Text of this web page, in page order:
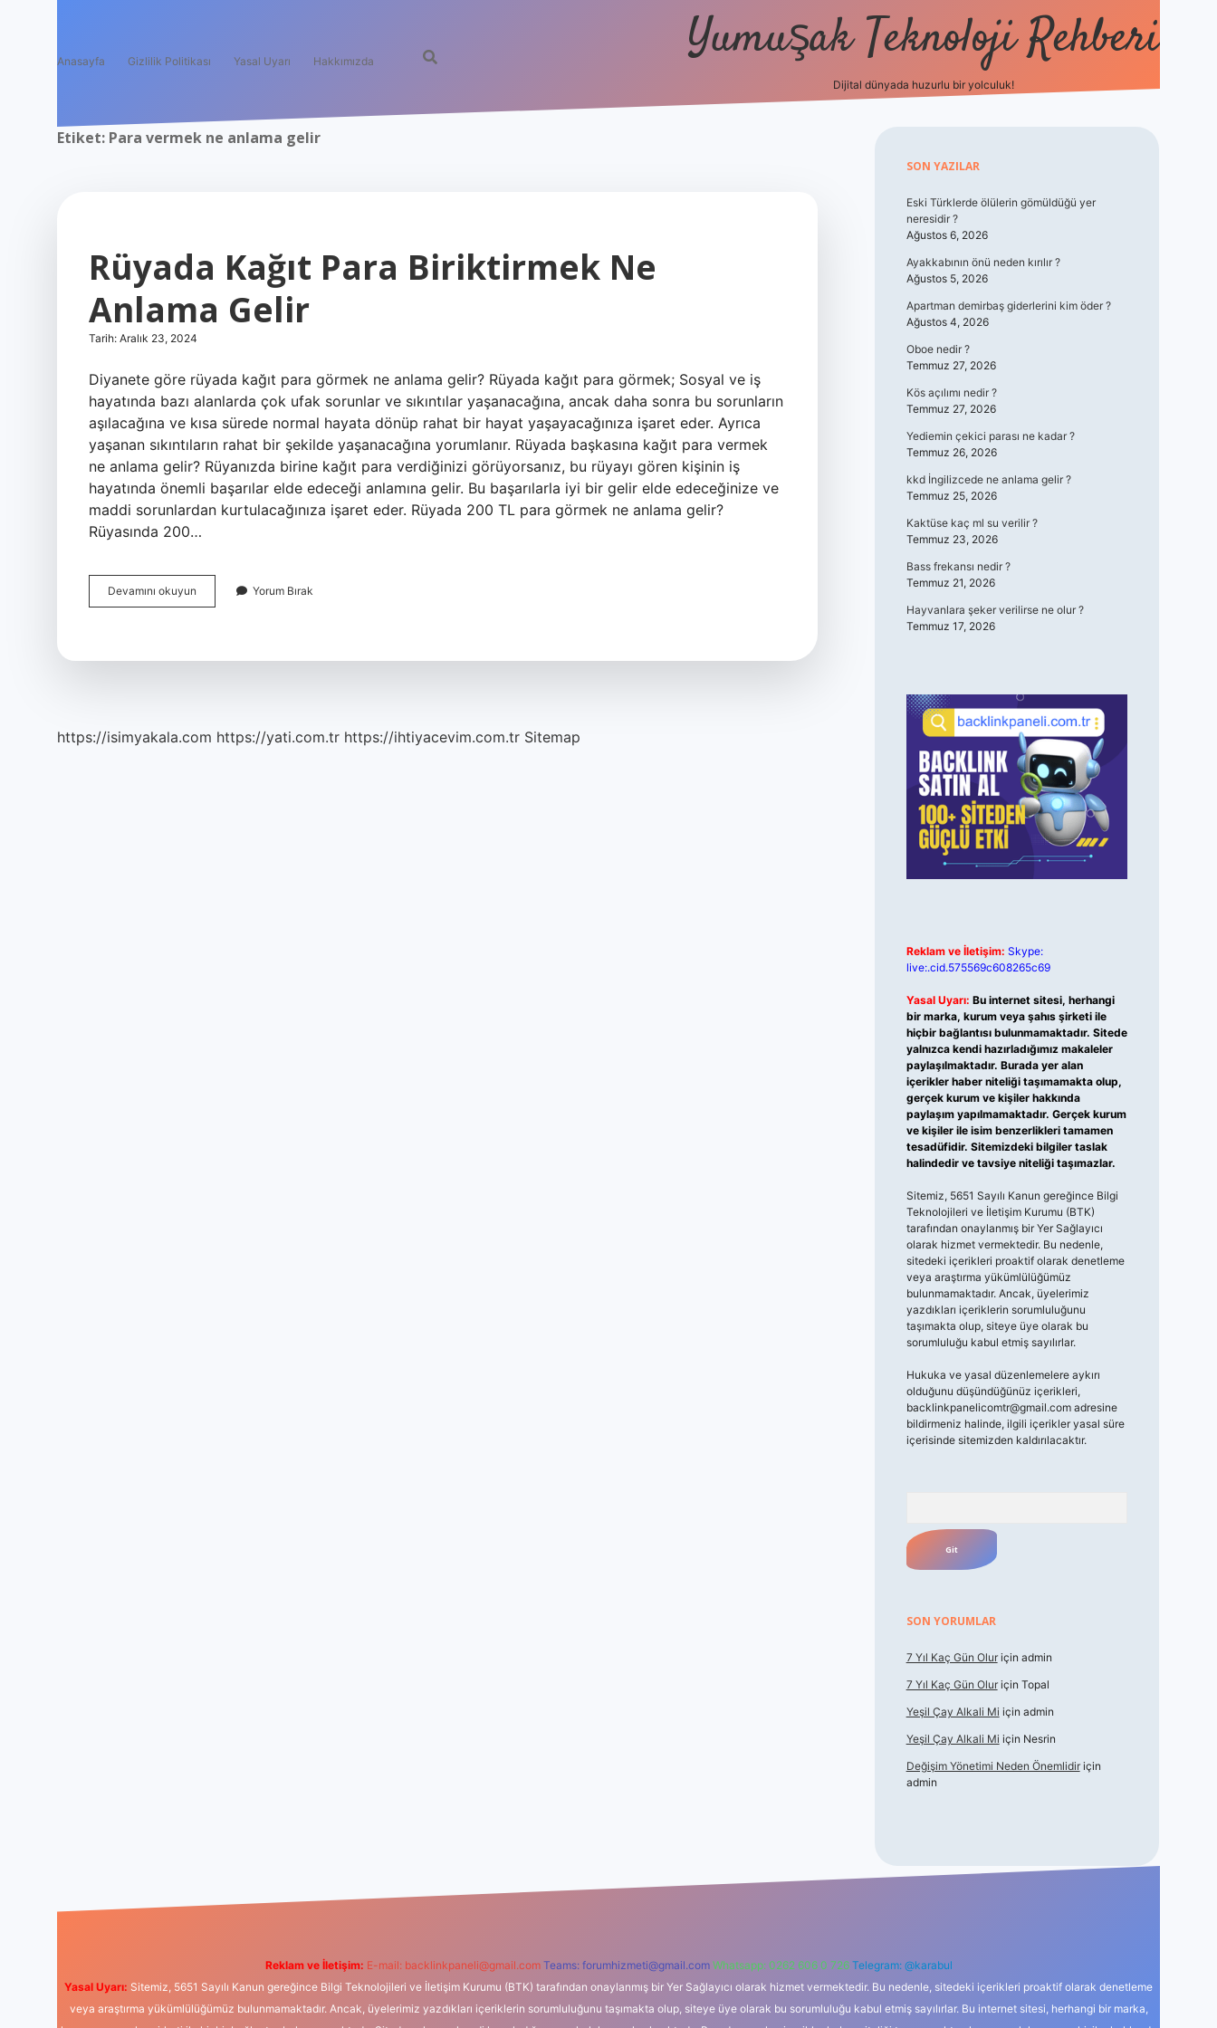
Anasayfa Gizlilik Politikası Yasal Uyarı Hakkımızda Yumuşak Teknoloji Rehberi
Dijital dünyada huzurlu bir yolculuk!
Etiket: Para vermek ne anlama gelir
Rüyada Kağıt Para Biriktirmek Ne
Anlama Gelir
Tarih: Aralık 23, 2024
Diyanete göre rüyada kağıt para görmek ne anlama gelir? Rüyada kağıt para görmek; Sosyal ve iş
hayatında bazı alanlarda çok ufak sorunlar ve sıkıntılar yaşanacağına, ancak daha sonra bu sorunların
aşılacağına ve kısa sürede normal hayata dönüp rahat bir hayat yaşayacağınıza işaret eder. Ayrıca
yaşanan sıkıntıların rahat bir şekilde yaşanacağına yorumlanır. Rüyada başkasına kağıt para vermek
ne anlama gelir? Rüyanızda birine kağıt para verdiğinizi görüyorsanız, bu rüyayı gören kişinin iş
hayatında önemli başarılar elde edeceği anlamına gelir. Bu başarılarla iyi bir gelir elde edeceğinize ve
maddi sorunlardan kurtulacağınıza işaret eder. Rüyada 200 TL para görmek ne anlama gelir?
Rüyasında 200…
Devamını okuyun
Kağıt
Yorum Bırak
https://isimyakala.com https://yati.com.tr https://ihtiyacevim.com.tr Sitemap
Sidebar
SON YAZILAR
Eski Türklerde ölülerin gömüldüğü yer
neresidir ?
Ağustos 6, 2026
Ayakkabının önü neden kırılır ?
Ağustos 5, 2026
Apartman demirbaş giderlerini kim öder ?
Ağustos 4, 2026
Oboe nedir ?
Temmuz 27, 2026
Kös açılımı nedir ?
Temmuz 27, 2026
Yediemin çekici parası ne kadar ?
Temmuz 26, 2026
kkd İngilizcede ne anlama gelir ?
Temmuz 25, 2026
Kaktüse kaç ml su verilir ?
Temmuz 23, 2026
Bass frekansı nedir ?
Temmuz 21, 2026
Hayvanlara şeker verilirse ne olur ?
Temmuz 17, 2026
Reklam ve İletişim: Skype:
live:.cid.575569c608265c69
Yasal Uyarı: Bu internet sitesi, herhangi
bir marka, kurum veya şahıs şirketi ile
hiçbir bağlantısı bulunmamaktadır. Sitede
yalnızca kendi hazırladığımız makaleler
paylaşılmaktadır. Burada yer alan
içerikler haber niteliği taşımamakta olup,
gerçek kurum ve kişiler hakkında
paylaşım yapılmamaktadır. Gerçek kurum
ve kişiler ile isim benzerlikleri tamamen
tesadüfidir. Sitemizdeki bilgiler taslak
halindedir ve tavsiye niteliği taşımazlar.
Sitemiz, 5651 Sayılı Kanun gereğince Bilgi
Teknolojileri ve İletişim Kurumu (BTK)
tarafından onaylanmış bir Yer Sağlayıcı
olarak hizmet vermektedir. Bu nedenle,
sitedeki içerikleri proaktif olarak denetleme
veya araştırma yükümlülüğümüz
bulunmamaktadır. Ancak, üyelerimiz
yazdıkları içeriklerin sorumluluğunu
taşımakta olup, siteye üye olarak bu
sorumluluğu kabul etmiş sayılırlar.
Hukuka ve yasal düzenlemelere aykırı
olduğunu düşündüğünüz içerikleri,
backlinkpanelicomtr@gmail.comadresine
bildirmeniz halinde, ilgili içerikler yasal süre
içerisinde sitemizden kaldırılacaktır.
SON YORUMLAR
7 Yıl Kaç Gün Oluriçin admin
7 Yıl Kaç Gün Oluriçin Topal
Yeşil Çay Alkali Mi için admin
Yeşil Çay Alkali Mi için Nesrin
Değişim Yönetimi Neden Önemlidiriçin
admin
Reklam ve İletişim: E-mail: backlinkpaneli@gmail.com Teams: forumhizmeti@gmail.com Whatsapp: 0262 606 0 726 Telegram: @karabul
Yasal Uyarı: Sitemiz, 5651 Sayılı Kanun gereğince Bilgi Teknolojileri ve İletişim Kurumu (BTK) tarafından onaylanmış bir Yer Sağlayıcı olarak hizmet vermektedir. Bu nedenle, sitedeki içerikleri proaktif olarak denetleme
veya araştırma yükümlülüğümüz bulunmamaktadır. Ancak, üyelerimiz yazdıkları içeriklerin sorumluluğunu taşımakta olup, siteye üye olarak bu sorumluluğu kabul etmiş sayılırlar. Bu internet sitesi, herhangi bir marka,